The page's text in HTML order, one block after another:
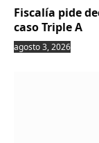
Fiscalía pide
caso Triple A
agosto 3, 2026